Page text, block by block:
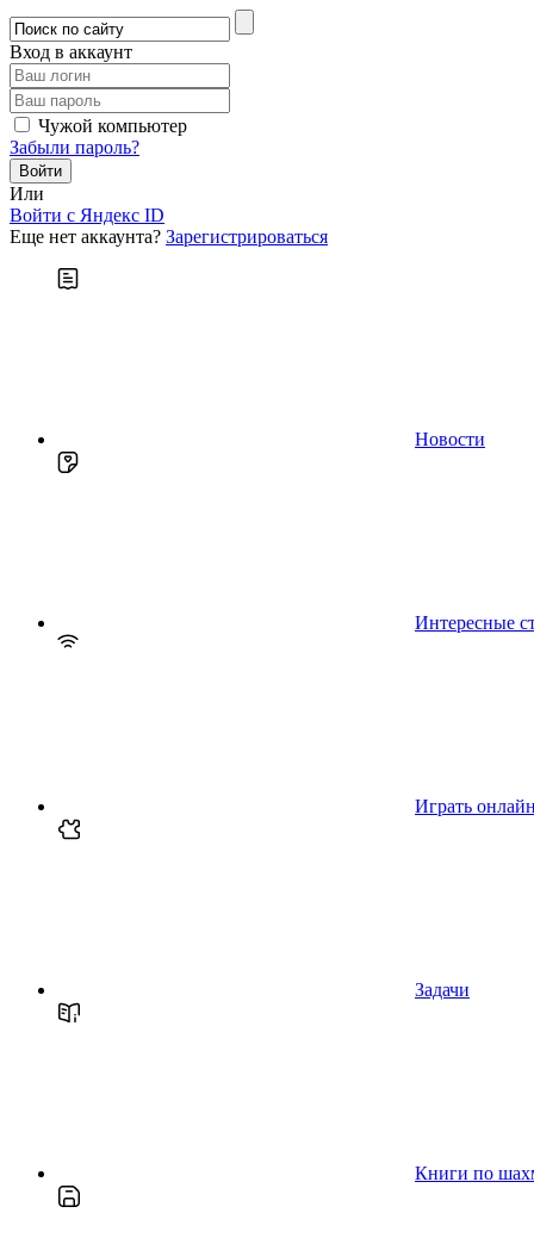
Вход в аккаунт
Чужой компьютер
Забыли пароль?
Или
Войти c Яндекс ID
Еще нет аккаунта? Зарегистрироваться
Новости
Интересные
Играть онлайн
Задачи
Книги по